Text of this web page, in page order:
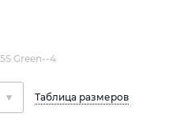
Green--4
Таблица размеров